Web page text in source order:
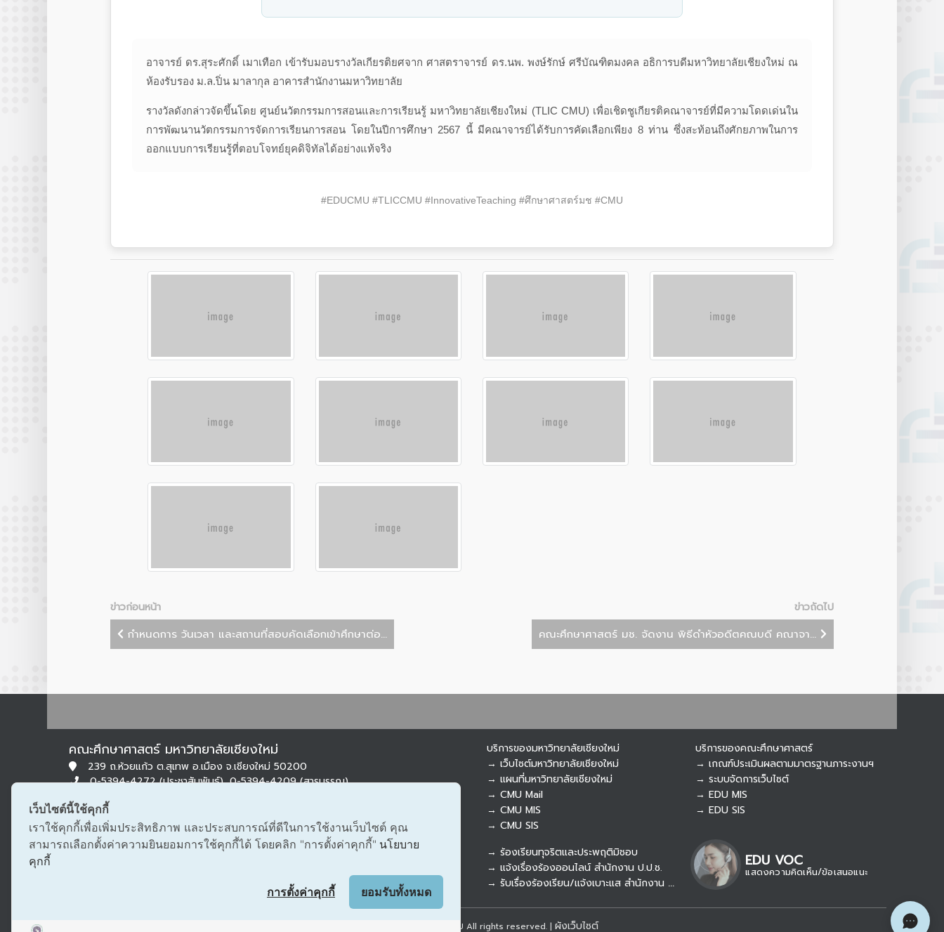
อาจารย์ ดร.สุระศักดิ์ เมาเทือก เข้ารับมอบรางวัลเกียรติยศจาก ศาสตราจารย์ ดร.นพ. พงษ์รักษ์ ศรีบัณฑิตมงคล อธิการบดีมหาวิทยาลัยเชียงใหม่ ณ
ห้องรับรอง ม.ล.ปิ่น มาลากุล อาคารสำนักงานมหาวิทยาลัย
รางวัลดังกล่าวจัดขึ้นโดย ศูนย์นวัตกรรมการสอนและการเรียนรู้ มหาวิทยาลัยเชียงใหม่ (TLIC CMU) เพื่อเชิดชูเกียรติคณาจารย์ที่มีความโดดเด่นใน
การพัฒนานวัตกรรมการจัดการเรียนการสอน โดยในปีการศึกษา 2567 นี้ มีคณาจารย์ได้รับการคัดเลือกเพียง 8 ท่าน ซึ่งสะท้อนถึงศักยภาพในการ
ออกแบบการเรียนรู้ที่ตอบโจทย์ยุคดิจิทัลได้อย่างแท้จริง
#EDUCMU #TLICCMU #InnovativeTeaching #ศึกษาศาสตร์มช #CMU
ข่าวก่อนหน้า
ข่าวถัดไป
กำหนดการ วันเวลา และสถานที่สอบคัดเลือกเข้าศึกษาต่อ...
คณะศึกษาศาสตร์ มช. จัดงาน พิธีดำหัวอดีตคณบดี คณาจา...
คณะศึกษาศาสตร์ มหาวิทยาลัยเชียงใหม่
239 ถ.ห้วยแก้ว ต.สุเทพ อ.เมือง จ.เชียงใหม่ 50200
0-5394-4272 (ประชาสัมพันธ์), 0-5394-4209 (สารบรรณ)
edu@cmu.ac.th, saraban_edu@cmu.ac.th
บริการของมหาวิทยาลัยเชียงใหม่
→ เว็บไซต์มหาวิทยาลัยเชียงใหม่
→ แผนที่มหาวิทยาลัยเชียงใหม่
→ CMU Mail
→ CMU MIS
→ CMU SIS
บริการของคณะศึกษาศาสตร์
→ เกณฑ์ประเมินผลตามมาตรฐานภาระงานฯ
→ ระบบจัดการเว็บไซต์
→ EDU MIS
→ EDU SIS
→ ร้องเรียนทุจริตและประพฤติมิชอบ
→ แจ้งเรื่องร้องออนไลน์ สำนักงาน ป.ป.ช.
→ รับเรื่องร้องเรียน/แจ้งเบาะแส สำนักงาน ป.ป.ท.
EDU VOC
แสดงความคิดเห็น/ข้อเสนอแนะ
Copyright © 2018 EDU CMU All rights reserved. | ผังเว็บไซต์
เว็บไซต์นี้ใช้คุกกี้
เราใช้คุกกี้เพื่อเพิ่มประสิทธิภาพ และประสบการณ์ที่ดีในการใช้งานเว็บไซต์ คุณ
สามารถเลือกตั้งค่าความยินยอมการใช้คุกกี้ได้ โดยคลิก "การตั้งค่าคุกกี้" นโยบาย
คุกกี้
ยอมรับทั้งหมด
การตั้งค่าคุกกี้